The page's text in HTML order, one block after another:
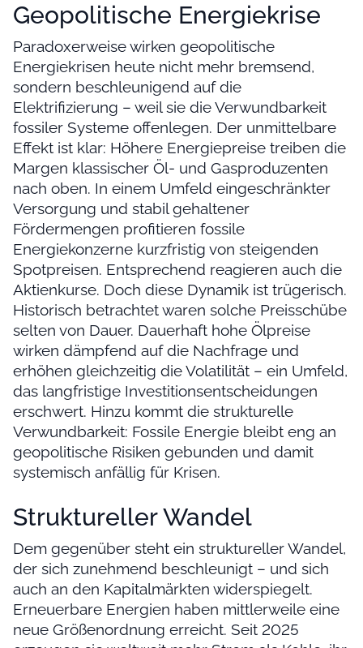
Geopolitische Energiekrise
Paradoxerweise wirken geopolitische
Energiekrisen heute nicht mehr bremsend,
sondern beschleunigend auf die
Elektrifizierung – weil sie die Verwundbarkeit
fossiler Systeme offenlegen. Der unmittelbare
Effekt ist klar: Höhere Energiepreise treiben die
Margen klassischer Öl- und Gasproduzenten
nach oben. In einem Umfeld eingeschränkter
Versorgung und stabil gehaltener
Fördermengen profitieren fossile
Energiekonzerne kurzfristig von steigenden
Spotpreisen. Entsprechend reagieren auch die
Aktienkurse. Doch diese Dynamik ist trügerisch.
Historisch betrachtet waren solche Preisschübe
selten von Dauer. Dauerhaft hohe Ölpreise
wirken dämpfend auf die Nachfrage und
erhöhen gleichzeitig die Volatilität – ein Umfeld,
das langfristige Investitionsentscheidungen
erschwert. Hinzu kommt die strukturelle
Verwundbarkeit: Fossile Energie bleibt eng an
geopolitische Risiken gebunden und damit
systemisch anfällig für Krisen.
Struktureller Wandel
Dem gegenüber steht ein struktureller Wandel,
der sich zunehmend beschleunigt – und sich
auch an den Kapitalmärkten widerspiegelt.
Erneuerbare Energien haben mittlerweile eine
neue Größenordnung erreicht. Seit 2025